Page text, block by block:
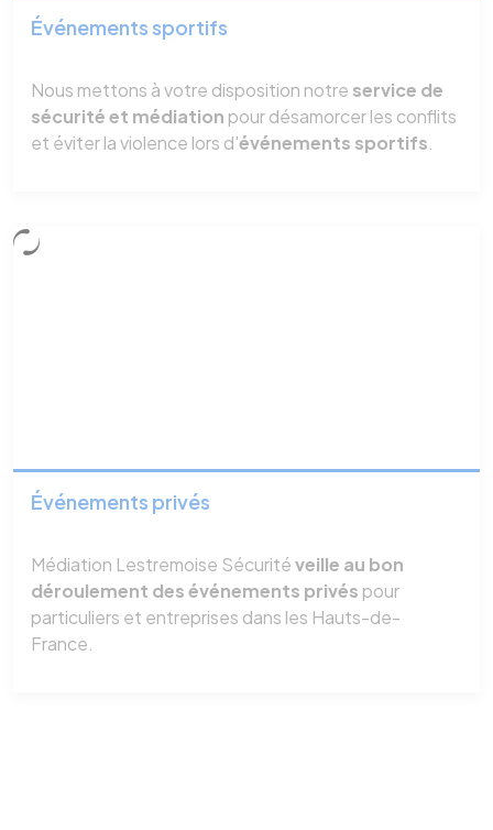
Événements sportifs
Nous mettons à votre disposition notre service de
sécurité et médiation pour désamorcer les conflits
et éviter la violence lors d'événements sportifs.
Événements privés
Médiation Lestremoise Sécuritéveille au bon
déroulement des événements privés pour
particuliers et entreprises dans les Hauts-de-
France.